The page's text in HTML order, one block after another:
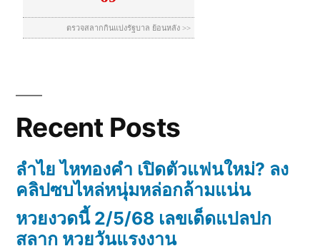
Recent Posts
ลำไย ไหทองคำ เปิดตัวแฟนใหม่? ลง
คลิปซบไหล่หนุ่มหล่อกล้ามแน่น
หวยงวดนี้ 2/5/68 เลขเด็ดแปลปก
สลาก หวยวันแรงงาน